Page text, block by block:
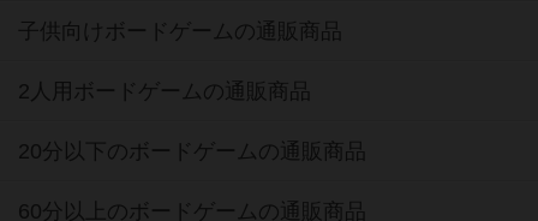
子供向けボードゲームの通販商品
2人用ボードゲームの通販商品
20分以下のボードゲームの通販商品
60分以上のボードゲームの通販商品